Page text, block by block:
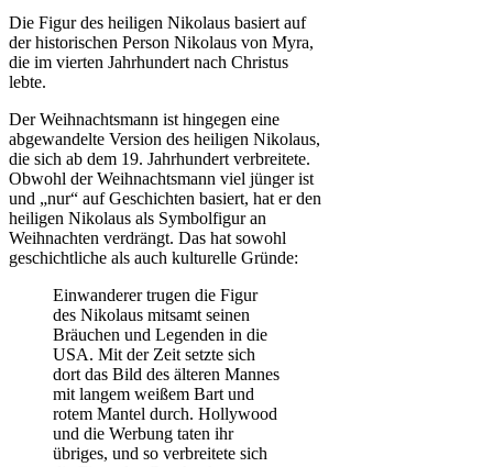
Die Figur des heiligen Nikolaus basiert auf
der historischen Person Nikolaus von Myra,
die im vierten Jahrhundert nach Christus
lebte.
Der Weihnachtsmann ist hingegen eine
abgewandelte Version des heiligen Nikolaus,
die sich ab dem 19. Jahrhundert verbreitete.
Obwohl der Weihnachtsmann viel jünger ist
und „nur“ auf Geschichten basiert, hat er den
heiligen Nikolaus als Symbolfigur an
Weihnachten verdrängt. Das hat sowohl
geschichtliche als auch kulturelle Gründe:
Einwanderer trugen die Figur
des Nikolaus mitsamt seinen
Bräuchen und Legenden in die
USA. Mit der Zeit setzte sich
dort das Bild des älteren Mannes
mit langem weißem Bart und
rotem Mantel durch. Hollywood
und die Werbung taten ihr
übriges, und so verbreitete sich